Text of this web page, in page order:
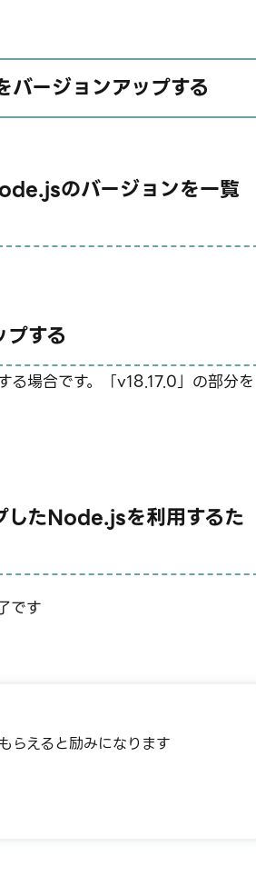
ージョンアップする
のバージョンを一覧
する
る場合です。「v18.17.0」の部分を
したNode.jsを利用するた
す🙆‍♀️
らえると励みになります☕️